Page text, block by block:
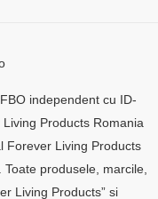
independent cu ID-
Products Romania
Forever Living Products
produsele, marcile,
Living Products” si